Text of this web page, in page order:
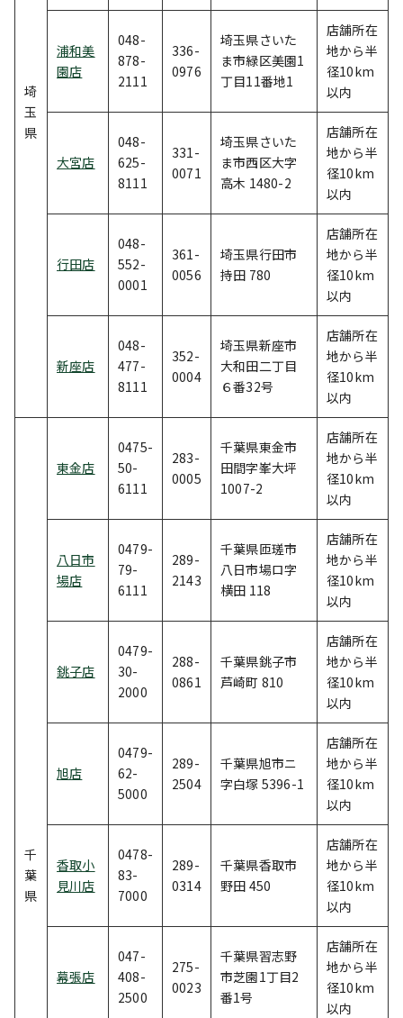
埼
玉
県
浦和美
園店
048-
878-
2111
336-
0976
埼玉県さいた
ま市緑区美園1
丁目11番地1
店舗所在
地から半
径10km
以内
大宮店
048-
625-
8111
331-
0071
埼玉県さいた
ま市西区大字
高木 1480-2
店舗所在
地から半
径10km
以内
行田店
048-
552-
0001
361-
0056
埼玉県行田市
持田 780
店舗所在
地から半
径10km
以内
新座店
048-
477-
8111
352-
0004
埼玉県新座市
大和田二丁目
６番32号
店舗所在
地から半
径10km
以内
千
葉
県
東金店
0475-
50-
6111
283-
0005
千葉県東金市
田間字峯大坪
1007-2
店舗所在
地から半
径10km
以内
八日市
場店
0479-
79-
6111
289-
2143
千葉県匝瑳市
八日市場ロ字
横田 118
店舗所在
地から半
径10km
以内
銚子店
0479-
30-
2000
288-
0861
千葉県銚子市
芦崎町 810
店舗所在
地から半
径10km
以内
旭店
0479-
62-
5000
289-
2504
千葉県旭市ニ
字白塚 5396-1
店舗所在
地から半
径10km
以内
香取小
見川店
0478-
83-
7000
289-
0314
千葉県香取市
野田 450
店舗所在
地から半
径10km
以内
幕張店
047-
408-
2500
275-
0023
千葉県習志野
市芝園1丁目2
番1号
店舗所在
地から半
径10km
以内